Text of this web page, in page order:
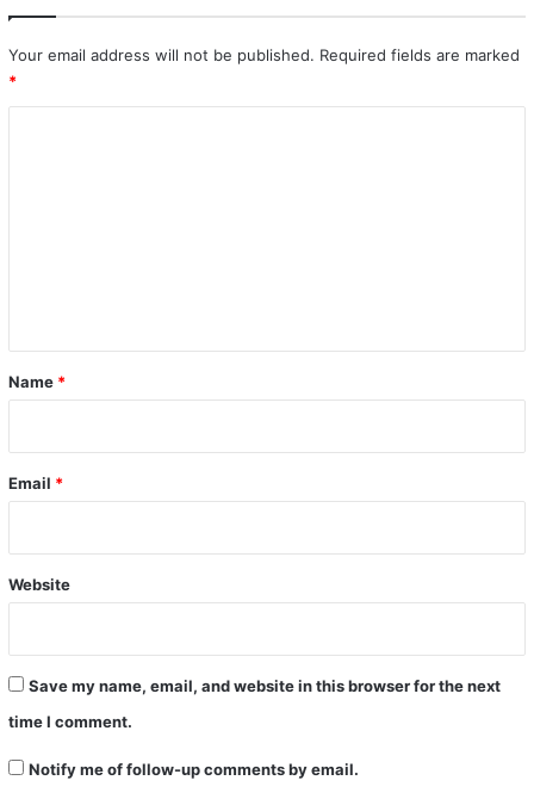
Your email address will not be published. Required fields are marked
*
*
Name *
Email *
Website
Save my name, email, and website in this browser for the next
time I comment.
Notify me of follow-up comments by email.